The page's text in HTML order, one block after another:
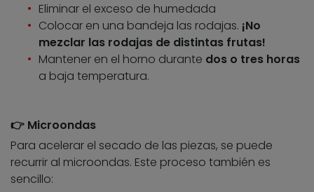
Eliminar el exceso de humedada
Colocar en una bandeja las rodajas. ¡No
mezclar las rodajas de distintas frutas!
Mantener en el horno durante dos o tres horas
a baja temperatura.
👉 Microondas
Para acelerar el secado de las piezas, se puede
recurrir al microondas. Este proceso también es
sencillo: